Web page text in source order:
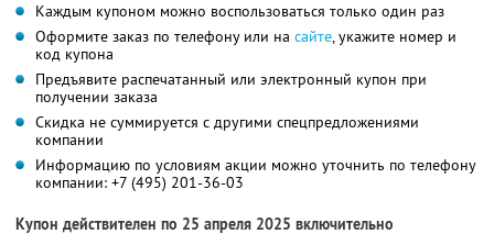
Каждым купоном можно воспользоваться только один раз
Оформите заказ по телефону или на сайте, укажите номер и
код купона
Предъявите распечатанный или электронный купон при
получении заказа
Скидка не суммируется с другими спецпредложениями
компании
Информацию по условиям акции можно уточнить по телефону
компании: +7 (495) 201-36-03
Купон действителен по 25 апреля 2025 включительно